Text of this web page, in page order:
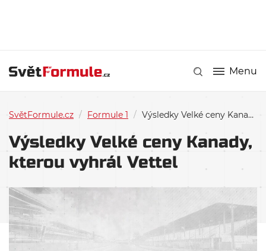
Menu
SvětFormule.cz / Formule 1 / Výsledky Velké ceny Kanady, kterou vyhrál Vettel
Výsledky Velké ceny Kanady,
kterou vyhrál Vettel